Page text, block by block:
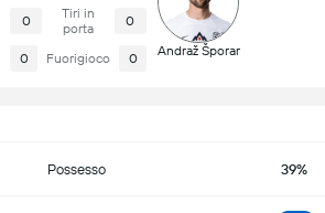
0
Tiri in
porta
0
0 Fuorigioco 0 Andraž Šporar
Possesso 39%